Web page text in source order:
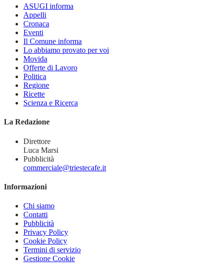
ASUGI informa
Appelli
Cronaca
Eventi
Il Comune informa
Lo abbiamo provato per voi
Movida
Offerte di Lavoro
Politica
Regione
Ricette
Scienza e Ricerca
La Redazione
Direttore
Luca Marsi
Pubblicità
commerciale@triestecafe.it
Informazioni
Chi siamo
Contatti
Pubblicità
Privacy Policy
Cookie Policy
Termini di servizio
Gestione Cookie